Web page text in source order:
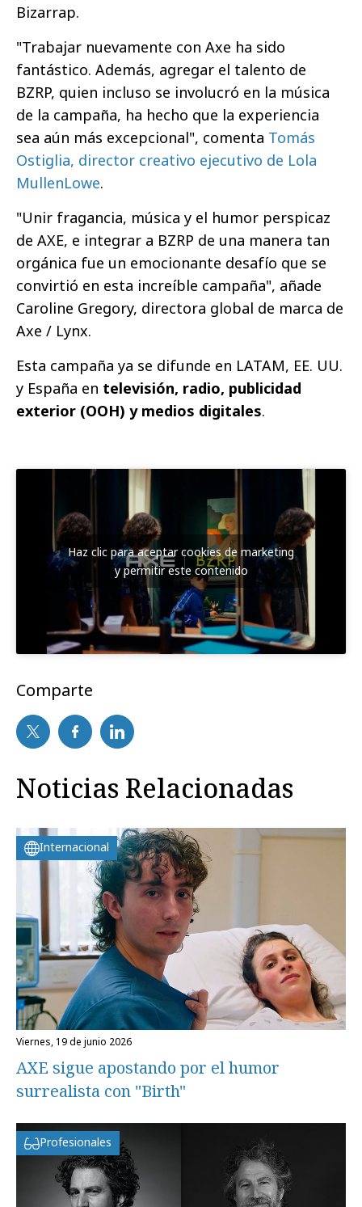
Bizarrap.
"Trabajar nuevamente con Axe ha sido
fantástico. Además, agregar el talento de
BZRP, quien incluso se involucró en la música
de la campaña, ha hecho que la experiencia
sea aún más excepcional", comenta Tomás
Ostiglia, director creativo ejecutivo de Lola
MullenLowe.
"Unir fragancia, música y el humor perspicaz
de AXE, e integrar a BZRP de una manera tan
orgánica fue un emocionante desafío que se
convirtió en esta increíble campaña", añade
Caroline Gregory, directora global de marca de
Axe / Lynx.
Esta campaña ya se difunde en LATAM, EE. UU.
y España en televisión, radio, publicidad
exterior (OOH) y medios digitales.
Haz clic para aceptar cookies de marketing
y permitir este contenido
Comparte
Noticias Relacionadas
Internacional
viernes, 19 de junio 2026
AXE sigue apostando por el humor
surrealista con "Birth"
Profesionales